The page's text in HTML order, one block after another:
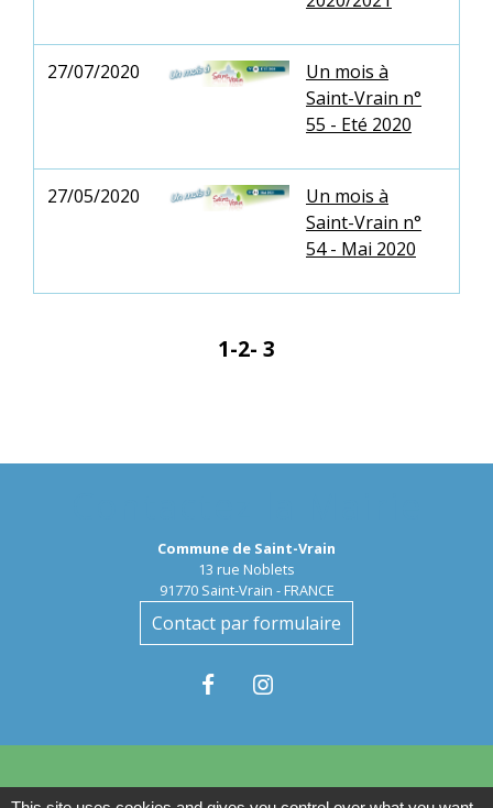
27/07/2020
Un mois à
Saint-Vrain n°
55 - Eté 2020
27/05/2020
Un mois à
Saint-Vrain n°
54 - Mai 2020
1-2- 3
Commune de Saint-Vrain
13 rue Noblets
91770 Saint-Vrain - FRANCE
Contact par formulaire